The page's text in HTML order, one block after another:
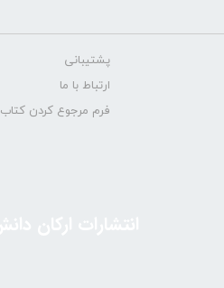
پشتیبانی
ارتباط با ما
فرم مرجوع کردن کتاب